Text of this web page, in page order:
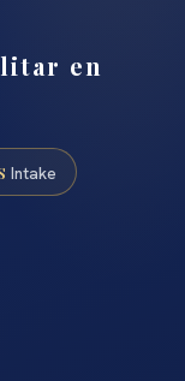
en
Intake